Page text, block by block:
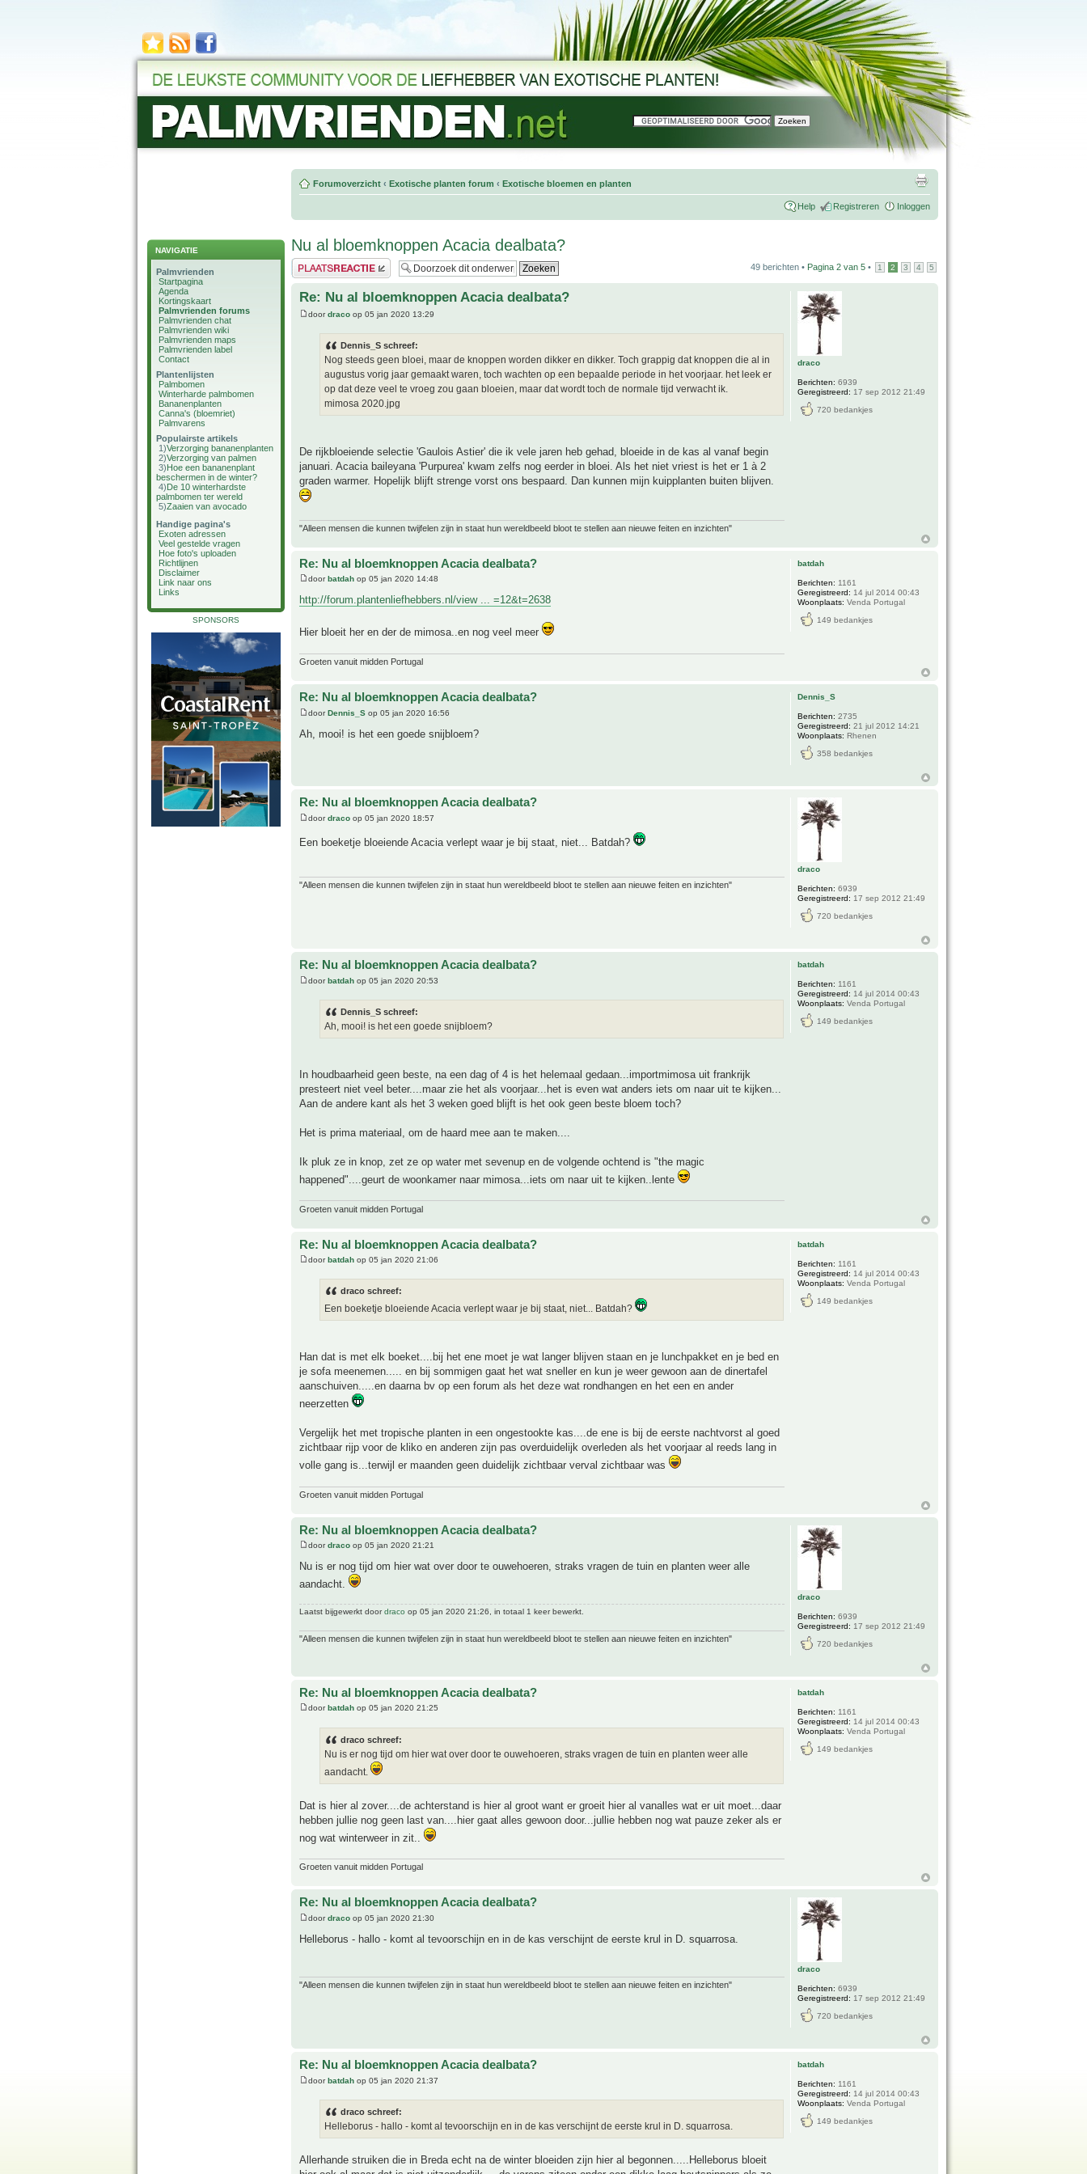
NAVIGATIE
Palmvrienden
Startpagina
Agenda
Kortingskaart
Palmvrienden forums
Palmvrienden chat
Palmvrienden wiki
Palmvrienden maps
Palmvrienden label
Contact
Plantenlijsten
Palmbomen
Winterharde palmbomen
Bananenplanten
Canna's (bloemriet)
Palmvarens
Populairste artikels
1)Verzorging bananenplanten
2)Verzorging van palmen
3)Hoe een bananenplant
beschermen in de winter?
4)De 10 winterhardste
palmbomen ter wereld
5)Zaaien van avocado
Handige pagina's
Exoten adressen
Veel gestelde vragen
Hoe foto's uploaden
Richtlijnen
Disclaimer
Link naar ons
Links
SPONSORS
Forumoverzicht ‹ Exotische planten forum ‹ Exotische bloemen en planten
Help Registreren Inloggen
Nu al bloemknoppen Acacia dealbata?
Plaats een reactie 49 berichten • Pagina 2 van 5 • 1 2 3 4 5
Re: Nu al bloemknoppen Acacia dealbata?
doordraco op 05 jan 2020 13:29
Dennis_S schreef:
Nog steeds geen bloei, maar de knoppen worden dikker en dikker. Toch grappig dat knoppen die al in
augustus vorig jaar gemaakt waren, toch wachten op een bepaalde periode in het voorjaar. het leek er
op dat deze veel te vroeg zou gaan bloeien, maar dat wordt toch de normale tijd verwacht ik.
mimosa 2020.jpg
De rijkbloeiende selectie 'Gaulois Astier' die ik vele jaren heb gehad, bloeide in de kas al vanaf begin
januari. Acacia baileyana 'Purpurea' kwam zelfs nog eerder in bloei. Als het niet vriest is het er 1 à 2
graden warmer. Hopelijk blijft strenge vorst ons bespaard. Dan kunnen mijn kuipplanten buiten blijven.
"Alleen mensen die kunnen twijfelen zijn in staat hun wereldbeeld bloot te stellen aan nieuwe feiten en inzichten"
draco
Berichten: 6939
Geregistreerd: 17 sep 2012 21:49
720 bedankjes
Re: Nu al bloemknoppen Acacia dealbata?
door batdah op 05 jan 2020 14:48
http://forum.plantenliefhebbers.nl/view ... =12&t=2638
Hier bloeit her en der de mimosa..en nog veel meer
Groeten vanuit midden Portugal
batdah
Berichten: 1161
Geregistreerd: 14 jul 2014 00:43
Woonplaats: Venda Portugal
149 bedankjes
Re: Nu al bloemknoppen Acacia dealbata?
doorDennis_S op 05 jan 2020 16:56
Ah, mooi! is het een goede snijbloem?
Dennis_S
Berichten: 2735
Geregistreerd: 21 jul 2012 14:21
Woonplaats: Rhenen
358 bedankjes
Re: Nu al bloemknoppen Acacia dealbata?
doordraco op 05 jan 2020 18:57
Een boeketje bloeiende Acacia verlept waar je bij staat, niet... Batdah?
"Alleen mensen die kunnen twijfelen zijn in staat hun wereldbeeld bloot te stellen aan nieuwe feiten en inzichten"
draco
Berichten: 6939
Geregistreerd: 17 sep 2012 21:49
720 bedankjes
Re: Nu al bloemknoppen Acacia dealbata?
doorbatdah op 05 jan 2020 20:53
Dennis_S schreef:
Ah, mooi! is het een goede snijbloem?
In houdbaarheid geen beste, na een dag of 4 is het helemaal gedaan...importmimosa uit frankrijk
presteert niet veel beter....maar zie het als voorjaar...het is even wat anders iets om naar uit te kijken...
Aan de andere kant als het 3 weken goed blijft is het ook geen beste bloem toch?
Het is prima materiaal, om de haard mee aan te maken....
Ik pluk ze in knop, zet ze op water met sevenup en de volgende ochtend is "the magic
happened"....geurt de woonkamer naar mimosa...iets om naar uit te kijken..lente
Groeten vanuit midden Portugal
batdah
Berichten: 1161
Geregistreerd: 14 jul 2014 00:43
Woonplaats: Venda Portugal
149 bedankjes
Re: Nu al bloemknoppen Acacia dealbata?
doorbatdah op 05 jan 2020 21:06
draco schreef:
Een boeketje bloeiende Acacia verlept waar je bij staat, niet... Batdah?
Han dat is met elk boeket....bij het ene moet je wat langer blijven staan en je lunchpakket en je bed en
je sofa meenemen..... en bij sommigen gaat het wat sneller en kun je weer gewoon aan de dinertafel
aanschuiven.....en daarna bv op een forum als het deze wat rondhangen en het een en ander
neerzetten
Vergelijk het met tropische planten in een ongestookte kas....de ene is bij de eerste nachtvorst al goed
zichtbaar rijp voor de kliko en anderen zijn pas overduidelijk overleden als het voorjaar al reeds lang in
volle gang is...terwijl er maanden geen duidelijk zichtbaar verval zichtbaar was
Groeten vanuit midden Portugal
batdah
Berichten: 1161
Geregistreerd: 14 jul 2014 00:43
Woonplaats: Venda Portugal
149 bedankjes
Re: Nu al bloemknoppen Acacia dealbata?
doordraco op 05 jan 2020 21:21
Nu is er nog tijd om hier wat over door te ouwehoeren, straks vragen de tuin en planten weer alle
aandacht.
Laatst bijgewerkt doordraco op 05 jan 2020 21:26, in totaal 1 keer bewerkt.
"Alleen mensen die kunnen twijfelen zijn in staat hun wereldbeeld bloot te stellen aan nieuwe feiten en inzichten"
draco
Berichten: 6939
Geregistreerd: 17 sep 2012 21:49
720 bedankjes
Re: Nu al bloemknoppen Acacia dealbata?
door batdah op 05 jan 2020 21:25
draco schreef:
Nu is er nog tijd om hier wat over door te ouwehoeren, straks vragen de tuin en planten weer alle
aandacht.
Dat is hier al zover....de achterstand is hier al groot want er groeit hier al vanalles wat er uit moet...daar
hebben jullie nog geen last van....hier gaat alles gewoon door...jullie hebben nog wat pauze zeker als er
nog wat winterweer in zit..
Groeten vanuit midden Portugal
batdah
Berichten: 1161
Geregistreerd: 14 jul 2014 00:43
Woonplaats: Venda Portugal
149 bedankjes
Re: Nu al bloemknoppen Acacia dealbata?
doordraco op 05 jan 2020 21:30
Helleborus - hallo - komt al tevoorschijn en in de kas verschijnt de eerste krul in D. squarrosa.
"Alleen mensen die kunnen twijfelen zijn in staat hun wereldbeeld bloot te stellen aan nieuwe feiten en inzichten"
draco
Berichten: 6939
Geregistreerd: 17 sep 2012 21:49
720 bedankjes
Re: Nu al bloemknoppen Acacia dealbata?
doorbatdah op 05 jan 2020 21:37
draco schreef:
Helleborus - hallo - komt al tevoorschijn en in de kas verschijnt de eerste krul in D. squarrosa.
Allerhande struiken die in Breda echt na de winter bloeiden zijn hier al begonnen.....Helleborus bloeit
batdah
Berichten: 1161
Geregistreerd: 14 jul 2014 00:43
Woonplaats: Venda Portugal
149 bedankjes